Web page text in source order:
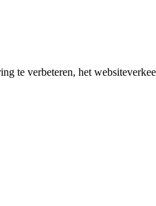
te verbeteren, het